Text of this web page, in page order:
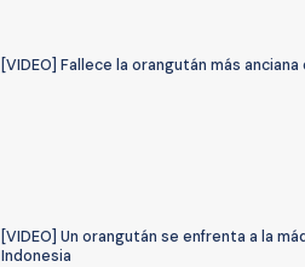
[VIDEO] Fallece la orangután más
[VIDEO] Un orangután se enfrenta a la
Indonesia